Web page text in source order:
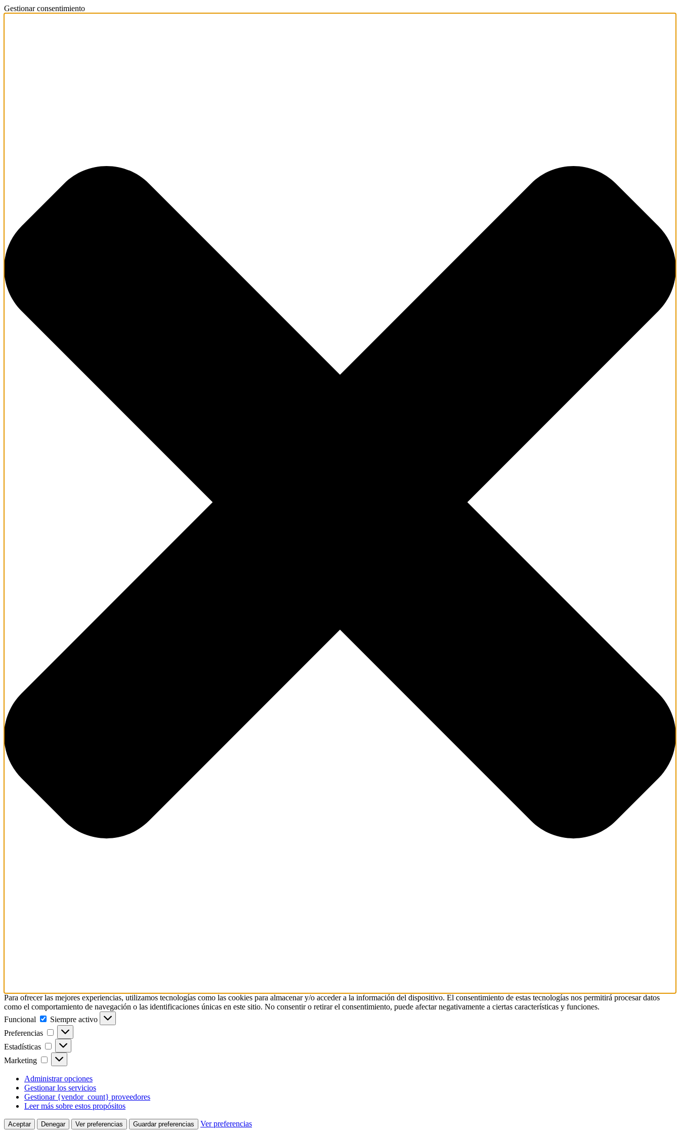
Gestionar consentimiento
Para ofrecer las mejores experiencias, utilizamos tecnologías como las cookies para almacenar y/o acceder a la información del dispositivo. El consentimiento de estas tecnologías nos permitirá procesar datos
como el comportamiento de navegación o las identificaciones únicas en este sitio. No consentir o retirar el consentimiento, puede afectar negativamente a ciertas características y funciones.
Funcional
Funcional
Siempre activo
Preferencias
Preferencias
Estadísticas Estadísticas
Marketing Marketing
Administrar opciones
Gestionar los servicios
Gestionar {vendor_count} proveedores
Leer más sobre estos propósitos
Aceptar Denegar Ver preferencias Guardar preferencias Ver preferencias